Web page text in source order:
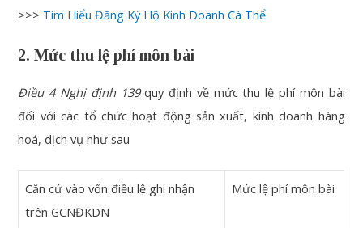
>>> Tìm Hiểu Đăng Ký Hộ Kinh Doanh Cá Thể
2. Mức thu lệ phí môn bài
Điều 4 Nghị định 139quy định về mức thu lệ phí môn bài
đối với các tổ chức hoạt động sản xuất, kinh doanh hàng
hoá, dịch vụ như sau
Căn cứ vào vốn điều lệ ghi nhận
trên GCNĐKDN
Mức lệ phí môn bài